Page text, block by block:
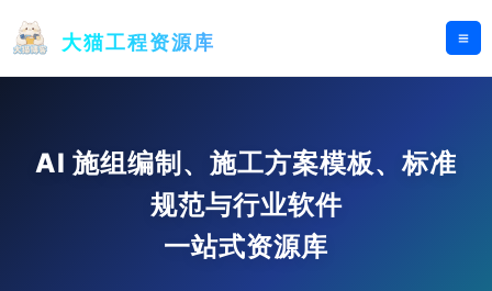
大猫工程资源库
AI 施组编制、施工方案模板、标准
规范与行业软件
一站式资源库